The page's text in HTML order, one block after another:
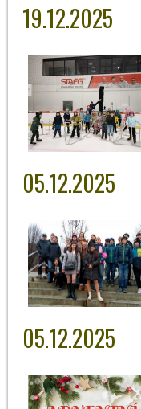
19.12.2025
05.12.2025
05.12.2025